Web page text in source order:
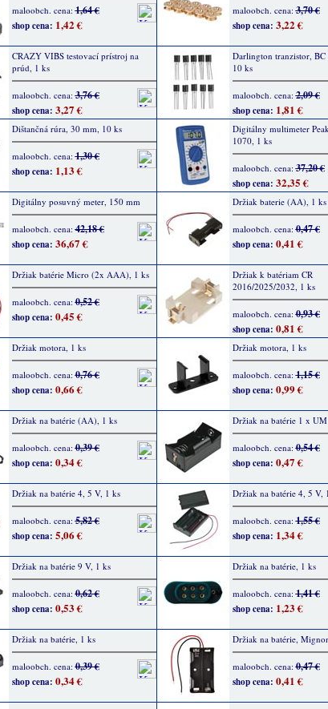
maloobch. cena:1,64 €
shop cena: 1,42 €
maloobch. cena:3,70 €
shop cena: 3,22 €
CRAZY VIBS testovací prístroj na
prúd, 1 ks
maloobch. cena:3,76 €
shop cena: 3,27 €
Darlington tranzistor,
10 ks
maloobch. cena:2,09 €
shop cena: 1,81 €
Dištančná rúra, 30 mm, 10 ks
maloobch. cena:1,30 €
shop cena: 1,13 €
Digitálny multimeter
1070, 1 ks
maloobch. cena:37,20 €
shop cena: 32,35 €
Digitálny posuvný meter, 150 mm
maloobch. cena:42,18 €
shop cena: 36,67 €
Držiak baterie (AA), 1 ks
maloobch. cena:0,47 €
shop cena: 0,41 €
Držiak batérie Micro (2x AAA), 1 ks
maloobch. cena:0,52 €
shop cena: 0,45 €
Držiak k batériam CR
2016/2025/2032, 1 ks
maloobch. cena:0,93 €
shop cena: 0,81 €
Držiak motora, 1 ks
maloobch. cena:0,76 €
shop cena: 0,66 €
Držiak motora, 1 ks
maloobch. cena:1,15 €
shop cena: 0,99 €
Držiak na batérie (AA), 1 ks
maloobch. cena:0,39 €
shop cena: 0,34 €
Držiak na batérie 1 x
maloobch. cena:0,54 €
shop cena: 0,47 €
Držiak na batérie 4, 5 V, 1 ks
maloobch. cena:5,82 €
shop cena: 5,06 €
Držiak na batérie 4, 5 V,
maloobch. cena:1,55 €
shop cena: 1,34 €
Držiak na batérie 9 V, 1 ks
maloobch. cena:0,62 €
shop cena: 0,53 €
Držiak na batérie, 1 ks
maloobch. cena:1,41 €
shop cena: 1,23 €
Držiak na batérie, 1 ks
maloobch. cena:0,39 €
shop cena: 0,34 €
Držiak na batérie,
maloobch. cena:0,47 €
shop cena: 0,41 €